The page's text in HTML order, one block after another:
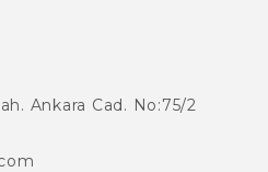
Ankara Cad. No:75/2